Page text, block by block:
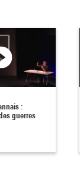
:
guerres